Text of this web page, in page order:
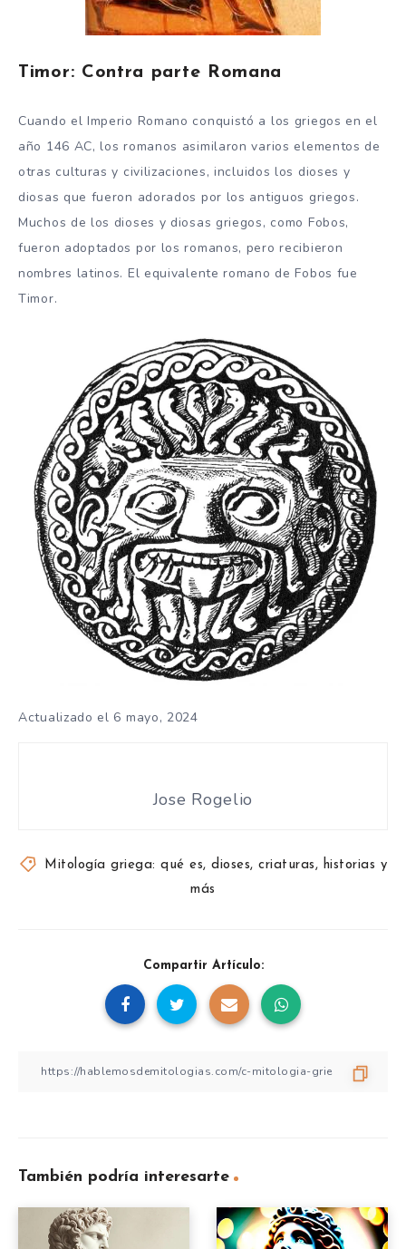
Timor: Contra parte Romana
Cuando el Imperio Romano conquistó a los griegos en el
año 146 AC, los romanos asimilaron varios elementos de
otras culturas y civilizaciones, incluidos los dioses y
diosas que fueron adorados por los antiguos griegos.
Muchos de los dioses y diosas griegos, como Fobos,
fueron adoptados por los romanos, pero recibieron
nombres latinos. El equivalente romano de Fobos fue
Timor.
Actualizado el 6 mayo, 2024
Jose Rogelio
Mitología griega: qué es, dioses, criaturas, historias y
más
Compartir Artículo:
También podría interesarte